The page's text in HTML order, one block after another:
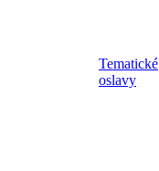
Tematické
oslavy